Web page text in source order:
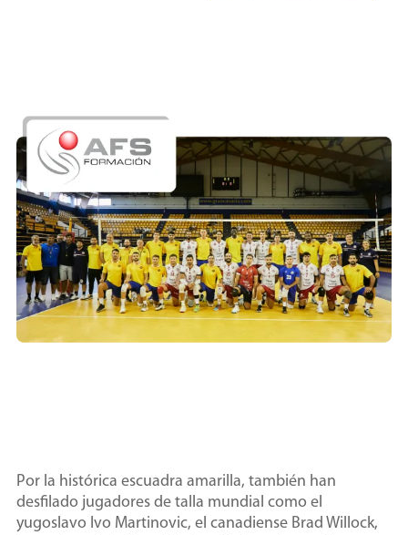
Por la histórica escuadra amarilla, también han
desfilado jugadores de talla mundial como el
yugoslavo Ivo Martinovic, el canadiense Brad Willock,